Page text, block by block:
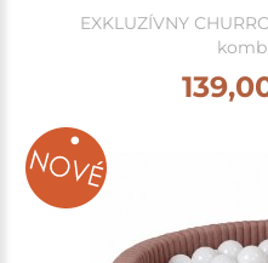
EXKLUZÍVNY